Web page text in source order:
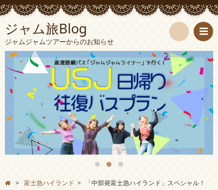
ジャム旅Blog
ジャムジャムツアーからのお知らせ
検
索
> 富士急ハイランド > 「中部発富士急ハイランド」スペシャル！